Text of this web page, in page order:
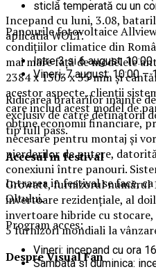
sticlă temperată cu un
Panourile fotovoltaice
condițiilor climatice din
mai mare față de modelele
2384 x 1303 x 35 mm și
acestor aspecte, clienții
care includ acest model de
obține economii financiare,
necesare pentru montaj și
pierderilor de putere,
conexiuni între panouri.
Growatt, furnizorul numărul
invertoare rezidențiale, al
invertoare hibride cu
5 furnizori mondiali la
Despre Visual Fan
Incepand cu luni, 3.08,
aplicatia WOLT.
Intre 3 si 6 august: 10:00
Vineri, 7 august: 10:00 –
Ridicarea bratarilor inainte
exclusiv de catre detinatorii
tip full pass.
Accesul in festival
Intrarea in festival se face,
Oltului.
Program acces:
Vineri: incepand cu ora
Sambata si duminica: